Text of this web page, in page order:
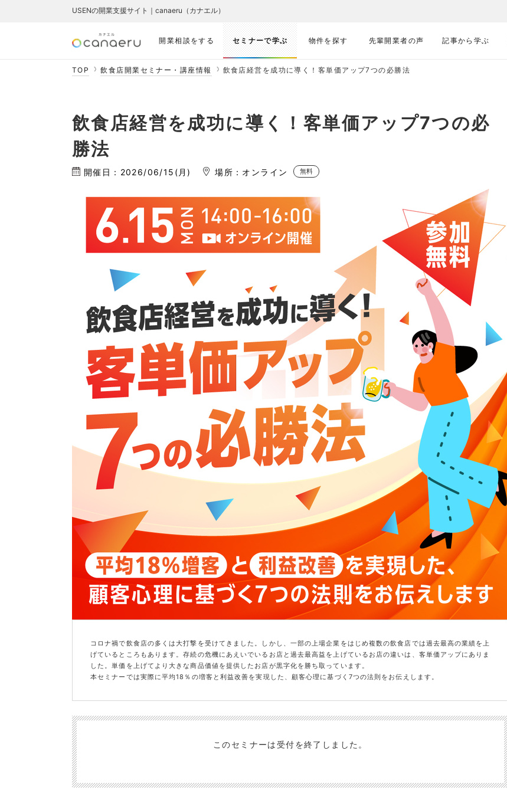
開業相談をする セミナーで学ぶ 物件を探す 先輩開業者の声 記事から学ぶ
USENの開業支援サイト｜canaeru（カナエル）
TOP 飲食店開業セミナー・講座情報 飲食店経営を成功に導く！客単価アップ7つの必勝法
飲食店経営を成功に導く！客単価アップ7つの必
勝法
開催日：2026/06/15(月) 場所：オンライン 無料
コロナ禍で飲食店の多くは大打撃を受けてきました。しかし、一部の上場企業をはじめ複数の飲食店では過去最高の業績を上
げているところもあります。存続の危機にあえいでいるお店と過去最高益を上げているお店の違いは、客単価アップにありま
した。単価を上げてより大きな商品価値を提供したお店が黒字化を勝ち取っています。
本セミナーでは実際に平均18％の増客と利益改善を実現した、顧客心理に基づく7つの法則をお伝えします。
このセミナーは受付を終了しました。